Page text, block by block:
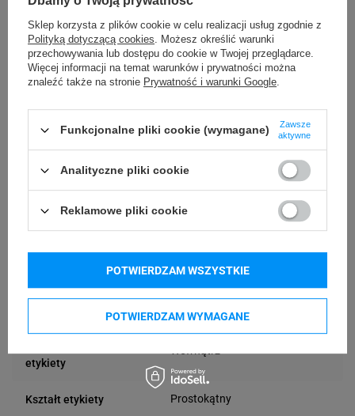
przechowywania
od -5°C do 40°C
Temperatura pracy od -5°C do 40°C
Przechowywanie
rolki
Wariant Oryginał
Rodzaj etykiety Kurierska
500
Technologia druku Termiczna
etykiety
Wewnątrz
Kształt etykiety Prostokątny
Sklep korzysta z plików cookie w celu realizacji usług zgodnie z
Polityką dotyczącą cookies. Możesz określić warunki
przechowywania lub dostępu do cookie w Twojej przeglądarce.
Więcej informacji na temat warunków i prywatności można
znaleźć także na stronie Prywatność i warunki Google.
Funkcjonalne pliki cookie (wymagane)
Zawsze
aktywne
Analityczne pliki cookie
Reklamowe pliki cookie
POTWIERDZAM WYMAGANE
POTWIERDZAM WSZYSTKIE